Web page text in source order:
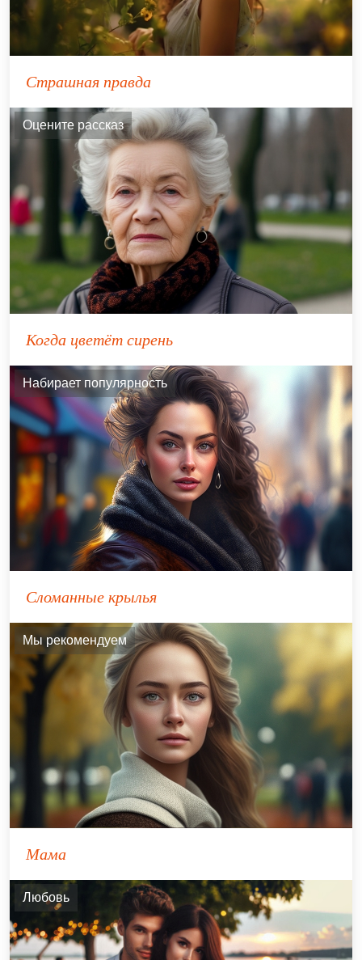
Страшная правда
Оцените рассказ
Когда цветёт сирень
Набирает популярность
Сломанные крылья
Мы рекомендуем
Мама
Любовь